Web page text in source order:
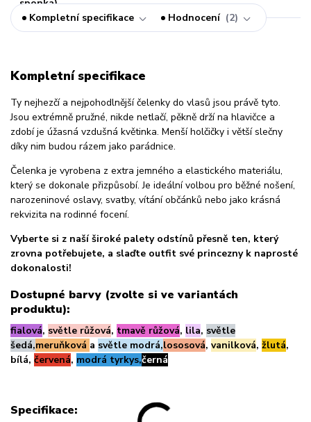
Kompletní specifikace Hodnocení 2
Kompletní specifikace
Ty nejhezčí a nejpohodlnější čelenky do vlasů jsou právě tyto.
Jsou extrémně pružné, nikde netlačí, pěkně drží na hlavičce a
zdobí je úžasná vzdušná květinka. Menší holčičky i větší slečny
díky nim budou rázem jako parádnice.
Čelenka je vyrobena z extra jemného a elastického materiálu,
který se dokonale přizpůsobí. Je ideální volbou pro běžné nošení,
narozeninové oslavy, svatby, vítání občánků nebo jako krásná
rekvizita na rodinné focení.
Vyberte si z naší široké palety odstínů přesně ten, který
zrovna potřebujete, a slaďte outfit své princezny k naprosté
dokonalosti!
Dostupné barvy (zvolte si ve variantách
produktu):
fialová, světle růžová, tmavě růžová, lila, světle
šedá,meruňková a světle modrá,lososová, vanilková, žlutá,
bílá, červená, modrá tyrkys,černá
Specifikace: